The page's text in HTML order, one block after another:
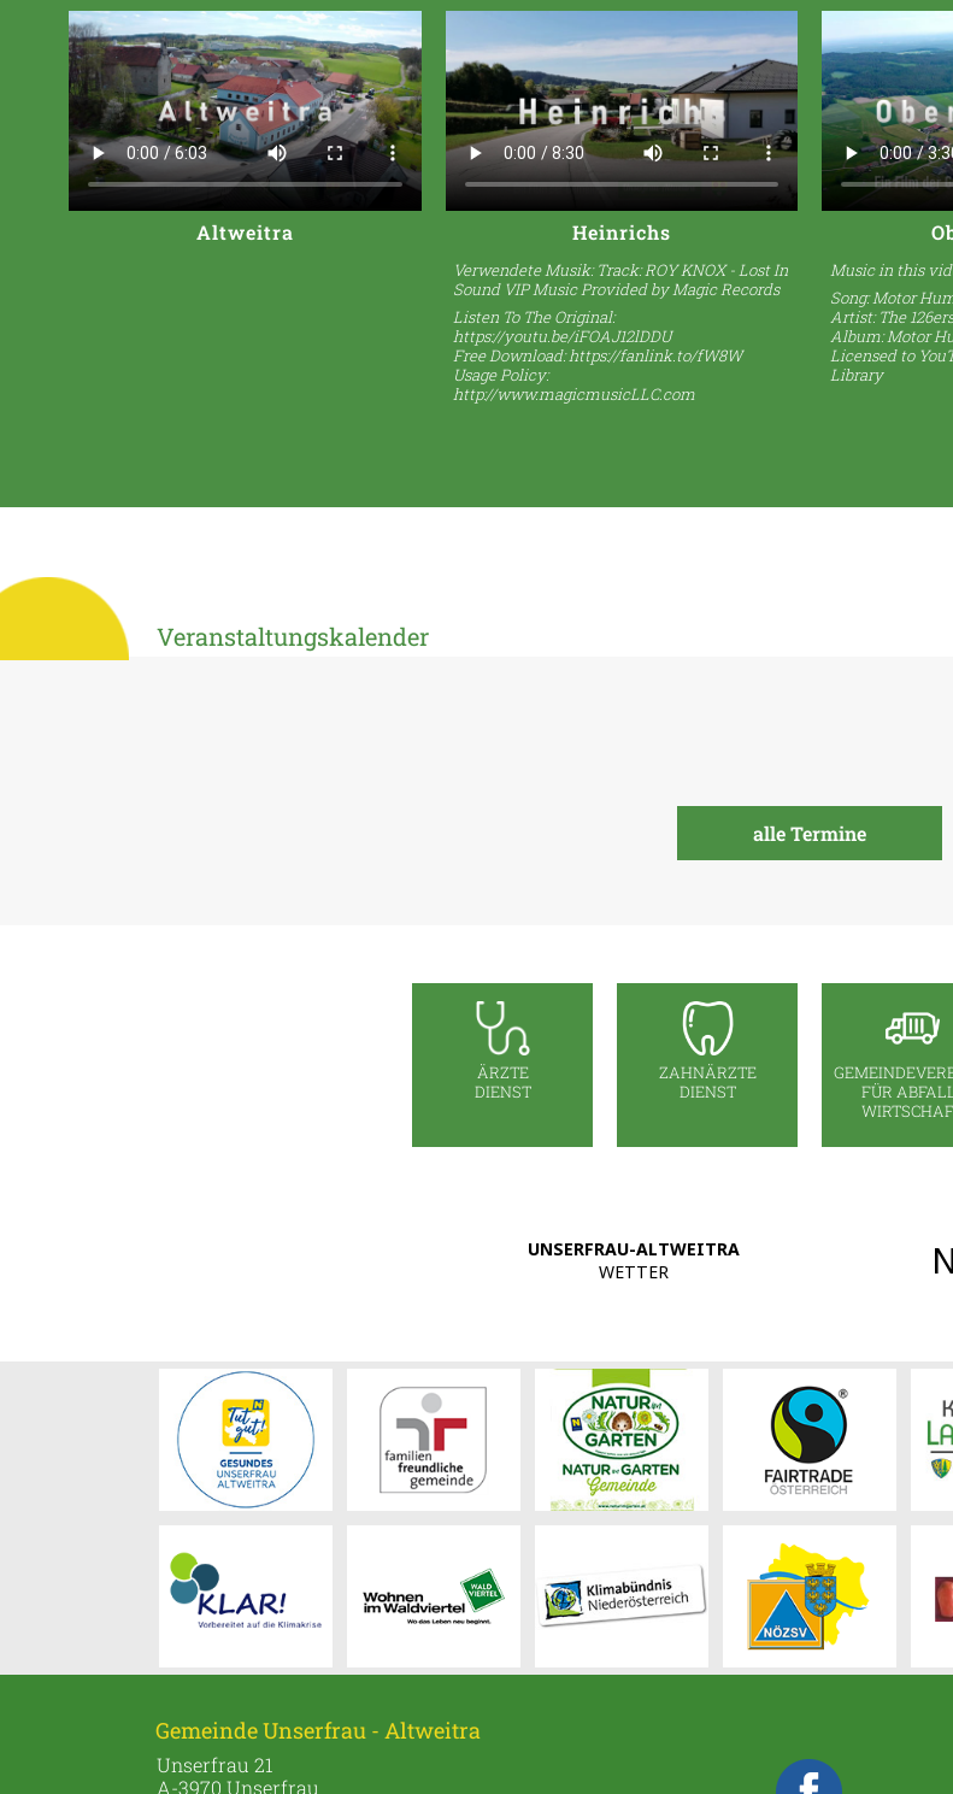
Altweitra Heinrichs
Verwendete Musik: Track: ROY KNOX - Lost In
Sound VIP Music Provided by Magic Records
Listen To The Original:
https://youtu.be/iFOAJ12lDDU
Free Download:https://fanlink.to/fW8W
Usage Policy:
http://www.magicmusicLLC.com
Music in this
Song:Motor
Artist: The 126ers
Album: Motor
Licensed to
Library
Veranstaltungskalender
alle Termine
ÄRZTE
DIENST
ZAHNÄRZTE
DIENST
FÜR
Gemeinde Unserfrau - Altweitra
Unserfrau 21
A-3970 Unserfrau